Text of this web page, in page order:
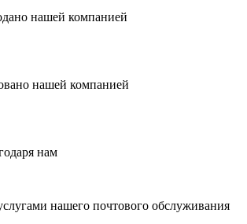
нашей компанией
нашей компанией
нам
нашего почтового обслуживания